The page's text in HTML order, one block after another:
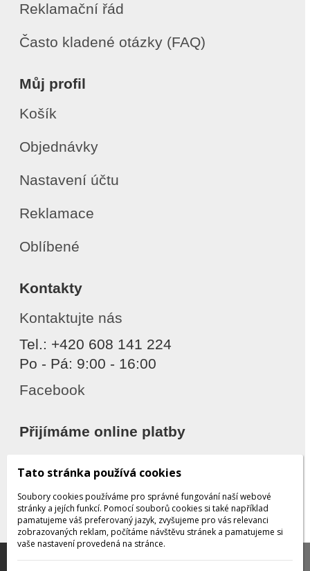
Reklamační řád
Často kladené otázky (FAQ)
Můj profil
Košík
Objednávky
Nastavení účtu
Reklamace
Oblíbené
Kontakty
Kontaktujte nás
Tel.: +420 608 141 224
Po - Pá: 9:00 - 16:00
Facebook
Přijímáme online platby
Děkujeme za důvěru
Tato stránka používá cookies
Soubory cookies používáme pro správné fungování naší webové
stránky a jejích funkcí. Pomocí souborů cookies si také například
pamatujeme váš preferovaný jazyk, zvyšujeme pro vás relevanci
zobrazovaných reklam, počítáme návštěvu stránek a pamatujeme si
vaše nastavení provedená na stránce.